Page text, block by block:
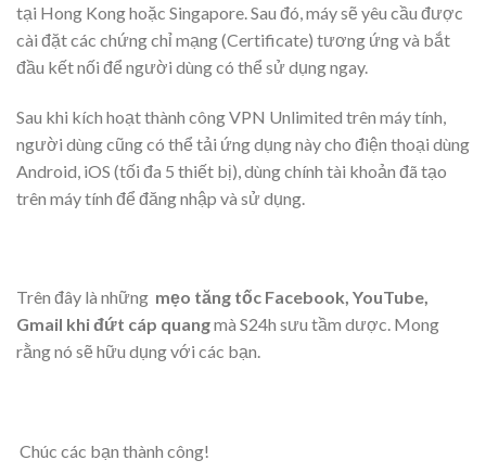
tại Hong Kong hoặc Singapore. Sau đó, máy sẽ yêu cầu được
cài đặt các chứng chỉ mạng (Certificate) tương ứng và bắt
đầu kết nối để người dùng có thể sử dụng ngay.
Sau khi kích hoạt thành công VPN Unlimited trên máy tính,
người dùng cũng có thể tải ứng dụng này cho điện thoại dùng
Android, iOS (tối đa 5 thiết bị), dùng chính tài khoản đã tạo
trên máy tính để đăng nhập và sử dụng.
Trên đây là những mẹo tăng tốc Facebook, YouTube,
Gmail khi đứt cáp quangmà S24h sưu tầm dược. Mong
rằng nó sẽ hữu dụng với các bạn.
Chúc các bạn thành công!